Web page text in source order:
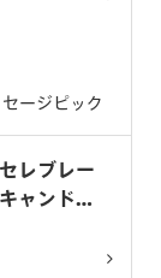
ージピック
レブレー
ャンド